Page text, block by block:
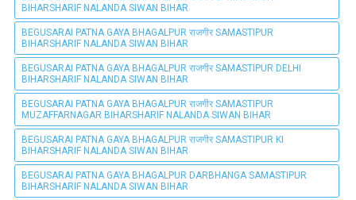
BIHARSHARIF NALANDA SIWAN BIHAR
BEGUSARAI PATNA GAYA BHAGALPUR राजगीर SAMASTIPUR
BIHARSHARIF NALANDA SIWAN BIHAR
BEGUSARAI PATNA GAYA BHAGALPUR राजगीर SAMASTIPUR DELHI
BIHARSHARIF NALANDA SIWAN BIHAR
BEGUSARAI PATNA GAYA BHAGALPUR राजगीर SAMASTIPUR
MUZAFFARNAGAR BIHARSHARIF NALANDA SIWAN BIHAR
BEGUSARAI PATNA GAYA BHAGALPUR राजगीर SAMASTIPUR KI
BIHARSHARIF NALANDA SIWAN BIHAR
BEGUSARAI PATNA GAYA BHAGALPUR DARBHANGA SAMASTIPUR
BIHARSHARIF NALANDA SIWAN BIHAR